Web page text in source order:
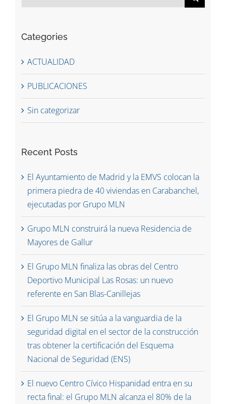
Categories
ACTUALIDAD
PUBLICACIONES
Sin categorizar
Recent Posts
El Ayuntamiento de Madrid y la EMVS colocan la
primera piedra de 40 viviendas en Carabanchel,
ejecutadas por Grupo MLN
Grupo MLN construirá la nueva Residencia de
Mayores de Gallur
El Grupo MLN finaliza las obras del Centro
Deportivo Municipal Las Rosas: un nuevo
referente en San Blas-Canillejas
El Grupo MLN se sitúa a la vanguardia de la
seguridad digital en el sector de la construcción
tras obtener la certificación del Esquema
Nacional de Seguridad (ENS)
El nuevo Centro Cívico Hispanidad entra en su
recta final: el Grupo MLN alcanza el 80% de la